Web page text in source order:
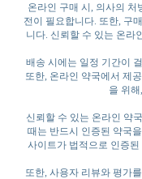
온라인 구매 시, 의사의
전이 필요합니다. 또한, 구
니다. 신뢰할 수 있는 온라
배송 시에는 일정 기간이
또한, 온라인 약국에서 제
을 위
신뢰할 수 있는 온라인 약
때는 반드시 인증된 약국
사이트가 법적으로 인증
또한, 사용자 리뷰와 평가